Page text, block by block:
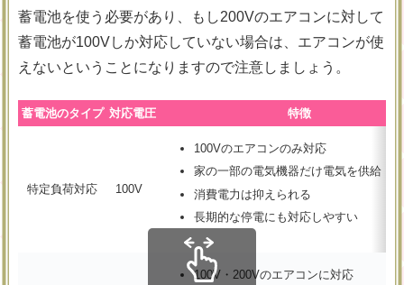
蓄電池を使う必要があり、もし200Vのエアコンに対して
蓄電池が100Vしか対応していない場合は、エアコンが使
えないということになりますので注意しましょう。
蓄電池のタイプ 対応電圧 特徴
特定負荷対応 100V
100Vのエアコンのみ対応
家の一部の電気機器だけ電気を供給
消費電力は抑えられる
長期的な停電にも対応しやすい
100V・200Vのエアコンに対応